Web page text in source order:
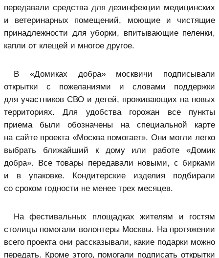
передавали средства для дезинфекции медицинских
и ветеринарных помещений, моющие и чистящие
принадлежности для уборки, впитывающие пеленки,
капли от клещей и многое другое.
В «Домиках добра» москвичи подписывали
открытки с пожеланиями и словами поддержки
для участников СВО и детей, проживающих на новых
территориях. Для удобства горожан все пункты
приема были обозначены на специальной карте
на сайте проекта «Москва помогает». Они могли легко
выбрать ближайший к дому или работе «Домик
добра». Все товары передавали новыми, с бирками
и в упаковке. Кондитерские изделия подбирали
со сроком годности не менее трех месяцев.
На фестивальных площадках жителям и гостям
столицы помогали волонтеры Москвы. На протяжении
всего проекта они рассказывали, какие подарки можно
передать. Кроме этого, помогали подписать открытки